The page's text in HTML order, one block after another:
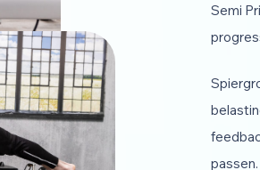
Semi
passen.